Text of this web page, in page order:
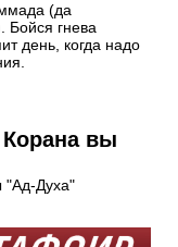
(да
Бойся гнева
день, когда надо
Корана вы
"Ад-Духа"